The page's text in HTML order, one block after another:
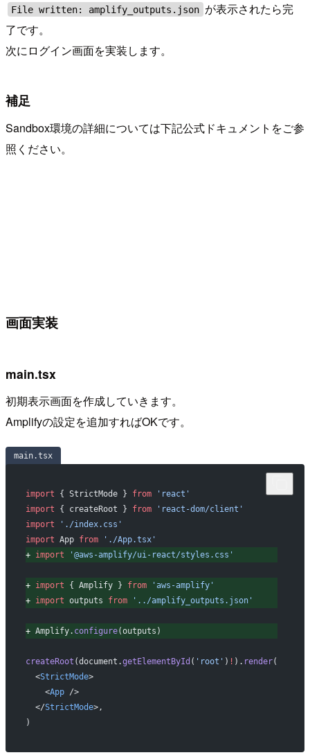
File written: amplify_outputs.json が表示されたら完
了です。
次にログイン画面を実装します。
補足
Sandbox環境の詳細については下記公式ドキュメントをご参
照ください。
画面実装
main.tsx
初期表示画面を作成していきます。
Amplifyの設定を追加すればOKです。
main.tsx
import { StrictMode } from 'react'
import { createRoot } from 'react-dom/client'
import './index.css'
import App from './App.tsx'
+ import '@aws-amplify/ui-react/styles.css'
+ import { Amplify } from 'aws-amplify'
+ import outputs from '../amplify_outputs.json'
+ Amplify. configure(outputs)
createRoot (document.getElementById ( 'root' ) ! ). render(
<StrictMode>
   <
App />
</StrictMode>,
)